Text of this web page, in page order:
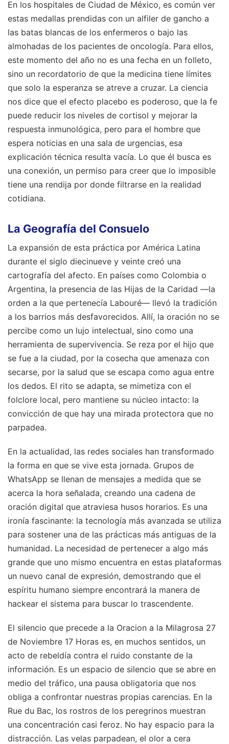
En los hospitales de Ciudad de México, es común ver
estas medallas prendidas con un alfiler de gancho a
las batas blancas de los enfermeros o bajo las
almohadas de los pacientes de oncología. Para ellos,
este momento del año no es una fecha en un folleto,
sino un recordatorio de que la medicina tiene límites
que solo la esperanza se atreve a cruzar. La ciencia
nos dice que el efecto placebo es poderoso, que la fe
puede reducir los niveles de cortisol y mejorar la
respuesta inmunológica, pero para el hombre que
espera noticias en una sala de urgencias, esa
explicación técnica resulta vacía. Lo que él busca es
una conexión, un permiso para creer que lo imposible
tiene una rendija por donde filtrarse en la realidad
cotidiana.
La Geografía del Consuelo
La expansión de esta práctica por América Latina
durante el siglo diecinueve y veinte creó una
cartografía del afecto. En países como Colombia o
Argentina, la presencia de las Hijas de la Caridad —la
orden a la que pertenecía Labouré— llevó la tradición
a los barrios más desfavorecidos. Allí, la oración no se
percibe como un lujo intelectual, sino como una
herramienta de supervivencia. Se reza por el hijo que
se fue a la ciudad, por la cosecha que amenaza con
secarse, por la salud que se escapa como agua entre
los dedos. El rito se adapta, se mimetiza con el
folclore local, pero mantiene su núcleo intacto: la
convicción de que hay una mirada protectora que no
parpadea.
En la actualidad, las redes sociales han transformado
la forma en que se vive esta jornada. Grupos de
WhatsApp se llenan de mensajes a medida que se
acerca la hora señalada, creando una cadena de
oración digital que atraviesa husos horarios. Es una
ironía fascinante: la tecnología más avanzada se utiliza
para sostener una de las prácticas más antiguas de la
humanidad. La necesidad de pertenecer a algo más
grande que uno mismo encuentra en estas plataformas
un nuevo canal de expresión, demostrando que el
espíritu humano siempre encontrará la manera de
hackear el sistema para buscar lo trascendente.
El silencio que precede a la Oracion a la Milagrosa 27
de Noviembre 17 Horas es, en muchos sentidos, un
acto de rebeldía contra el ruido constante de la
información. Es un espacio de silencio que se abre en
medio del tráfico, una pausa obligatoria que nos
obliga a confrontar nuestras propias carencias. En la
Rue du Bac, los rostros de los peregrinos muestran
una concentración casi feroz. No hay espacio para la
distracción. Las velas parpadean, el olor a cera